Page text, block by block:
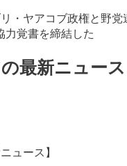
・ヤアコブ政権と野党
力覚書を締結した
最新ニュース
ュース】